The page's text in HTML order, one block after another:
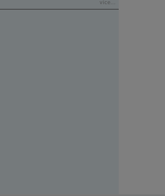
více...